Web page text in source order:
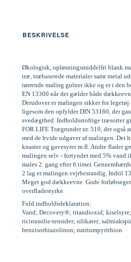
BESKRIVELSE
Økologisk, opløsningsmiddelfri blank
træ, træbaserede materialer samt metal
tørrende maling gulner ikke og er i den
EN 13300 når det gælder både
Derudover er malingen sikker for legetøj
ligesom den opfylder DIN 53160, der
svedægthed. Indholdsstofrige træsorter
FOR LIFE Trægrunder nr. 510, der også
med de hvide udgaver af malingen. Det
knaster og gavesyrer m.fl. Andre flader
malingen selv - fortyndet med 5% vand
males 2. gang efter 6 timer.
2 lag er malingen vejrbestandig. Indtil
Meget god dækkeevne. Gode
overfladestyrke.
Fuld indholdsdeklaration:
Vand; Decovery®; titandioxid;
ricinusolie-tensider; silikater;
benzisothiazolinon; natriumpyrithion